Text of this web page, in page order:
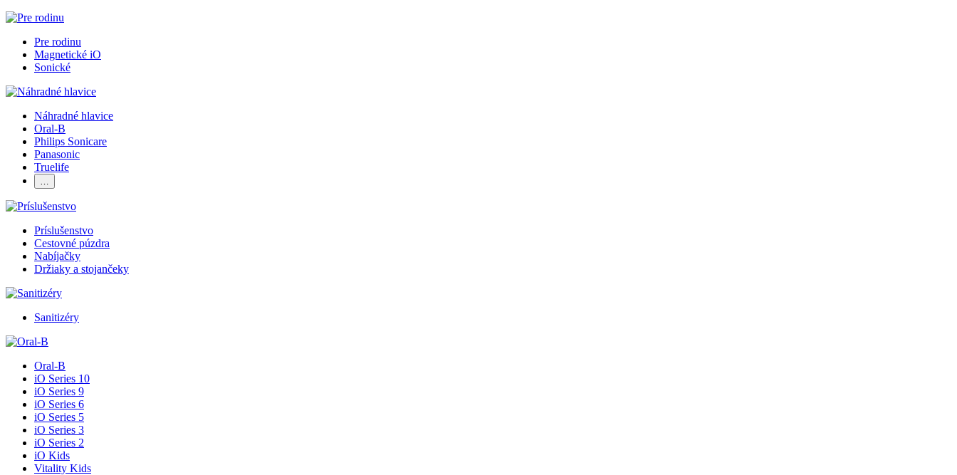
Pre rodinu
Magnetické iO
Sonické
Náhradné hlavice
Oral-B
Philips Sonicare
Panasonic
Truelife
…
Príslušenstvo
Cestovné púzdra
Nabíjačky
Držiaky a stojančeky
Sanitizéry
Oral-B
iO Series 10
iO Series 9
iO Series 6
iO Series 5
iO Series 3
iO Series 2
iO Kids
Vitality Kids